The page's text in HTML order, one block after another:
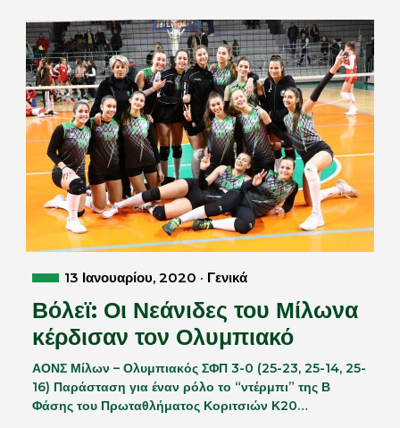
13 Ιανουαρίου, 2020 · Γενικά
Βόλεϊ: Οι Νεάνιδες του Μίλωνα
κέρδισαν τον Ολυμπιακό
ΑΟΝΣ Μίλων – Ολυμπιακός ΣΦΠ 3-0 (25-23, 25-14, 25-
16) Παράσταση για έναν ρόλο το “ντέρμπι” της Β
Φάσης του Πρωταθλήματος Κοριτσιών Κ20…